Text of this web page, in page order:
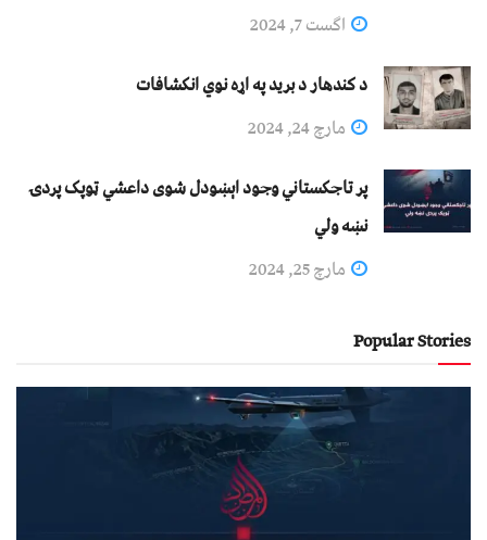
اگست 7, 2024
د کندهار د برید په اړه نوي انکشافات
مارچ 24, 2024
پر تاجکستاني وجود اېښودل شوی داعشي ټوپک پردۍ
نښه ولي
مارچ 25, 2024
Popular Stories